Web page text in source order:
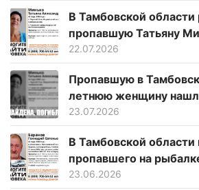
В Тамбовской
пропавшую Татьяну
22.07.2026
Пропавшую в
летнюю женщину
23.07.2026
В Тамбовской
пропавшего на
23.06.2026